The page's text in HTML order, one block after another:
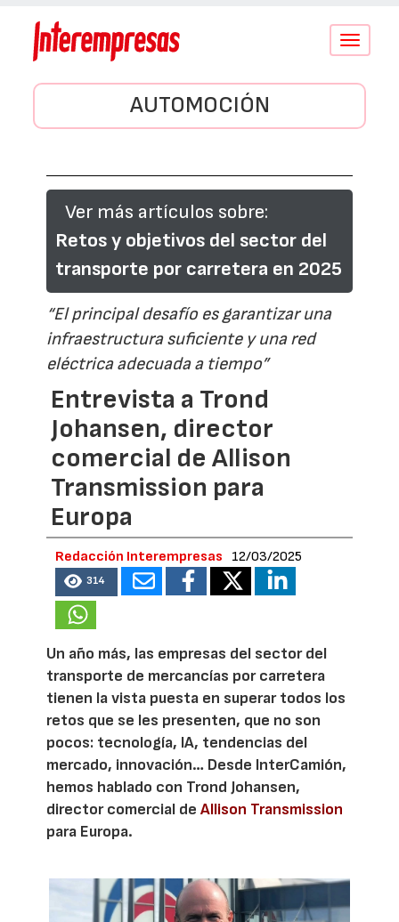
Conmutar
AUTOMOCIÓN
Ver más artículos sobre:
Retos y objetivos del sector del
transporte por carretera en 2025
“El principal desafío es garantizar una
infraestructura suficiente y una red
eléctrica adecuada a tiempo”
Entrevista a Trond
Johansen, director
comercial de Allison
Transmission para
Europa
Redacción Interempresas 12/03/2025
314
Un año más, las empresas del sector del
transporte de mercancías por carretera
tienen la vista puesta en superar todos los
retos que se les presenten, que no son
pocos: tecnología, IA, tendencias del
mercado, innovación… Desde InterCamión,
hemos hablado con Trond Johansen,
director comercial deAllison Transmission
para Europa.